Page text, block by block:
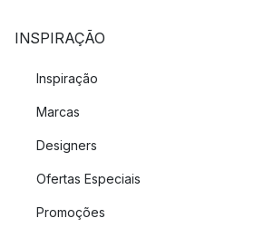
INSPIRAÇÃO
Inspiração
Marcas
Designers
Ofertas Especiais
Promoções